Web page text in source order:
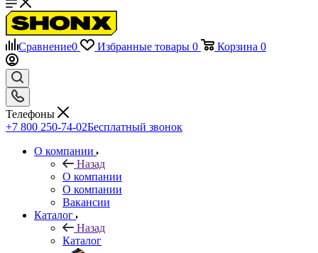
Сравнение0 Избранные товары 0 Корзина 0
Телефоны
+7 800 250-74-02Бесплатный звонок
О компании
Назад
О компании
О компании
Вакансии
Каталог
Назад
Каталог